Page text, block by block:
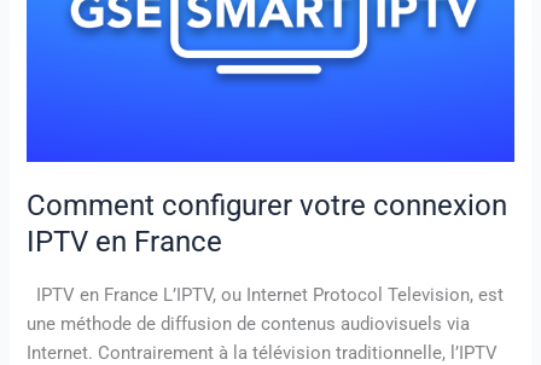
Comment configurer votre connexion
IPTV en France
IPTV en France L’IPTV, ou Internet Protocol Television, est
une méthode de diffusion de contenus audiovisuels via
Internet. Contrairement à la télévision traditionnelle, l’IPTV